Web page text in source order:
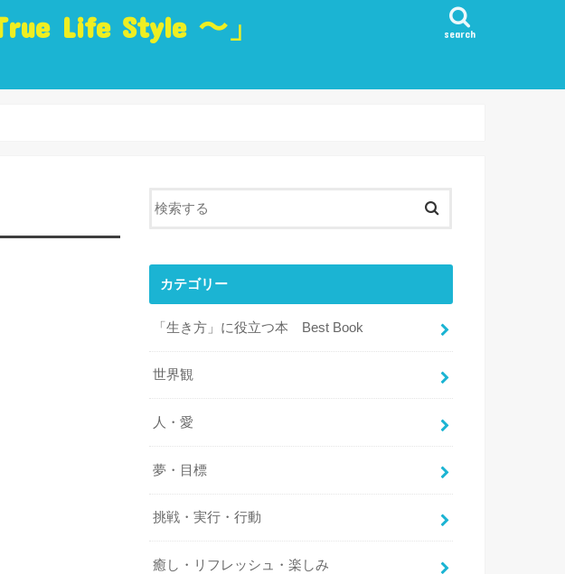
Life Style 〜」 search
カテゴリー
「生き方」に役立つ本 Best Book
世界観
人・愛
夢・目標
挑戦・実行・行動
癒し・リフレッシュ・楽しみ